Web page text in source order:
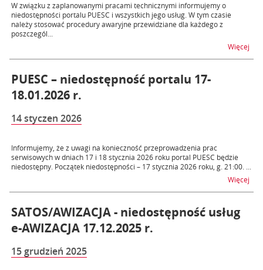
W związku z zaplanowanymi pracami technicznymi informujemy o
niedostępności portalu PUESC i wszystkich jego usług. W tym czasie
należy stosować procedury awaryjne przewidziane dla każdego z
poszczegól...
Więcej
PUESC – niedostępność portalu 17-
18.01.2026 r.
14 styczen 2026
Informujemy, że z uwagi na konieczność przeprowadzenia prac
serwisowych w dniach 17 i 18 stycznia 2026 roku portal PUESC będzie
niedostępny. Początek niedostępności – 17 stycznia 2026 roku, g. 21:00. ...
Więcej
SATOS/AWIZACJA - niedostępność usług
e-AWIZACJA 17.12.2025 r.
15 grudzień 2025